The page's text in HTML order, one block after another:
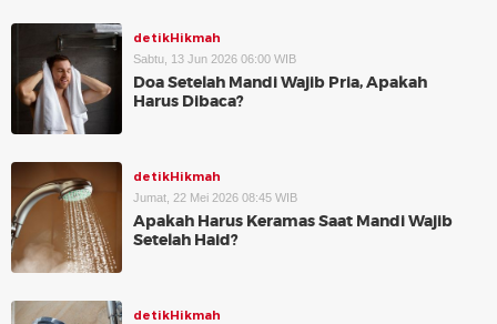
detikHikmah
Sabtu, 13 Jun 2026 06:00 WIB
Doa Setelah Mandi Wajib Pria, Apakah
Harus Dibaca?
detikHikmah
Jumat, 22 Mei 2026 08:45 WIB
Apakah Harus Keramas Saat Mandi Wajib
Setelah Haid?
detikHikmah